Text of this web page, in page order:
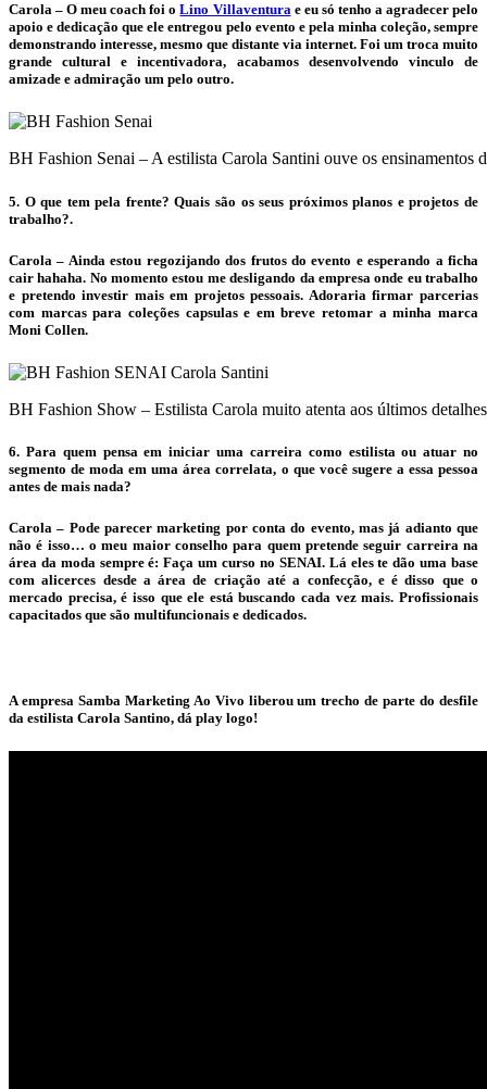
Carola – O meu coach foi oLino Villaventurae eu só tenho a agradecer pelo
apoio e dedicação que ele entregou pelo evento e pela minha coleção, sempre
demonstrando interesse, mesmo que distante via internet. Foi um troca muito
grande cultural e incentivadora, acabamos desenvolvendo vinculo de
amizade e admiração um pelo outro.
BH Fashion Senai – A estilista Carola Santini ouve os ensinamentos
5. O que tem pela frente? Quais são os seus próximos planos e projetos de
trabalho?.
Carola – Ainda estou regozijando dos frutos do evento e esperando a ficha
cair hahaha. No momento estou me desligando da empresa onde eu trabalho
e pretendo investir mais em projetos pessoais. Adoraria firmar parcerias
com marcas para coleções capsulas e em breve retomar a minha marca
Moni Collen.
BH Fashion Show – Estilista Carola muito atenta aos últimos
6. Para quem pensa em iniciar uma carreira como estilista ou atuar no
segmento de moda em uma área correlata, o que você sugere a essa pessoa
antes de mais nada?
Carola – Pode parecer marketing por conta do evento, mas já adianto que
não é isso… o meu maior conselho para quem pretende seguir carreira na
área da moda sempre é: Faça um curso no SENAI. Lá eles te dão uma base
com alicerces desde a área de criação até a confecção, e é disso que o
mercado precisa, é isso que ele está buscando cada vez mais. Profissionais
capacitados que são multifuncionais e dedicados.
A empresa Samba Marketing Ao Vivo liberou um trecho de parte do desfile
da estilista Carola Santino, dá play logo!